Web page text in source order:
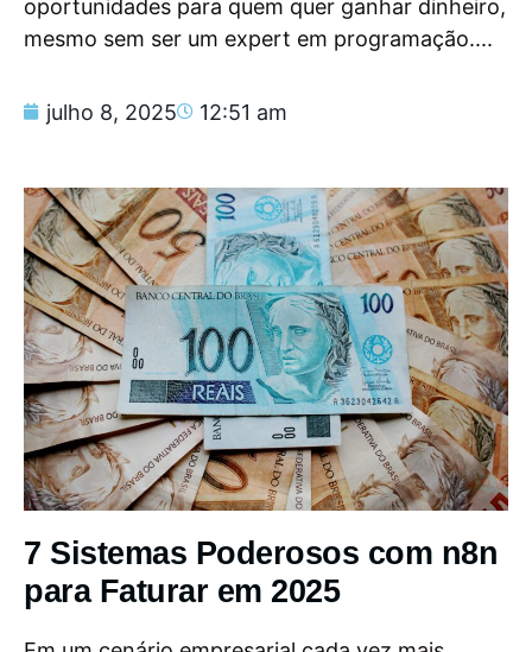
oportunidades para quem quer ganhar dinheiro,
mesmo sem ser um expert em programação....
julho 8, 2025 12:51 am
7 Sistemas Poderosos com n8n
para Faturar em 2025